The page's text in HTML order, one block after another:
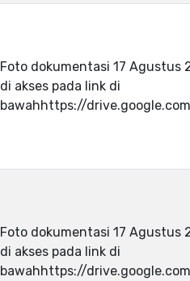
Foto dokumentasi 17 Agustus
di akses pada link di
bawahhttps://
Foto dokumentasi 17 Agustus
di akses pada link di
bawahhttps://